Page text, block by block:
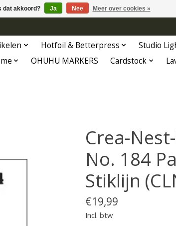
Hotfoil & Betterpress Studio
OHUHU MARKERS Cardstock
Crea-
No. 184
Stiklijn
€19,99
Incl. btw
dat akkoord? Ja Nee Meer over cookies »